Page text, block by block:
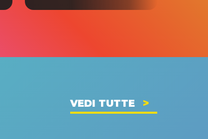
VEDI TUTTE